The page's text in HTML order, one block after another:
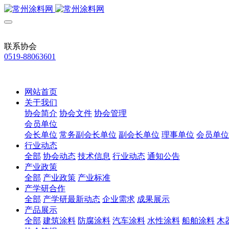
联系协会
0519-88063601
网站首页
关于我们
协会简介 协会文件 协会管理
会员单位
会长单位 常务副会长单位 副会长单位 理事单位 会员单位
行业动态
全部 协会动态 技术信息 行业动态 通知公告
产业政策
全部 产业政策 产业标准
产学研合作
全部 产学研最新动态 企业需求 成果展示
产品展示
全部 建筑涂料 防腐涂料 汽车涂料 水性涂料 船舶涂料 木